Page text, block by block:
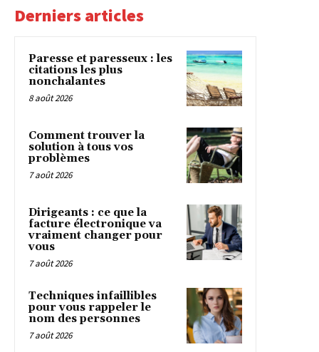
Derniers articles
Paresse et paresseux : les
citations les plus
nonchalantes
8 août 2026
Comment trouver la
solution à tous vos
problèmes
7 août 2026
Dirigeants : ce que la
facture électronique va
vraiment changer pour
vous
7 août 2026
Techniques infaillibles
pour vous rappeler le
nom des personnes
7 août 2026